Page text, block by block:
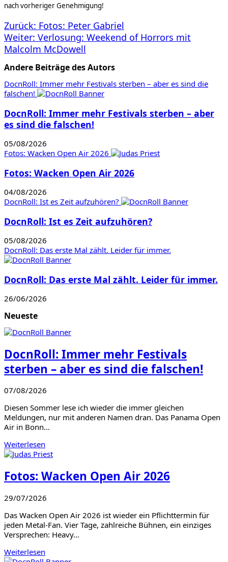
nach vorheriger Genehmigung!
Beitragsnavigation
Zurück: Fotos: Peter Gabriel
Weiter: Verlosung: Weekend of Horrors mit
Malcolm McDowell
Andere Beiträge des Autors
DocnRoll: Immer mehr Festivals sterben – aber es sind die
falschen!
DocnRoll: Immer mehr Festivals sterben – aber
es sind die falschen!
05/08/2026
Fotos: Wacken Open Air 2026
Fotos: Wacken Open Air 2026
04/08/2026
DocnRoll: Ist es Zeit aufzuhören?
DocnRoll: Ist es Zeit aufzuhören?
05/08/2026
DocnRoll: Das erste Mal zählt. Leider für immer.
DocnRoll: Das erste Mal zählt. Leider für immer.
26/06/2026
Neueste
DocnRoll: Immer mehr Festivals
sterben – aber es sind die falschen!
07/08/2026
Diesen Sommer lese ich wieder die immer gleichen
Meldungen, nur mit anderen Namen dran. Das Panama Open
Air in Bonn…
Weiterlesen
Fotos: Wacken Open Air 2026
29/07/2026
Das Wacken Open Air 2026 ist wieder ein Pflichttermin für
jeden Metal-Fan. Vier Tage, zahlreiche Bühnen, ein einziges
Versprechen: Heavy…
Weiterlesen